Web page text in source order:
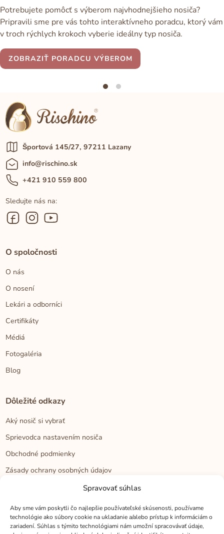
Spravovať súhlas
Aby sme vám poskytli čo najlepšie používateľské skúsenosti, používame
technológie ako súbory cookie na ukladanie a/alebo prístup k informáciám o
zariadení. Súhlas s týmito technológiami nám umožní spracovávať údaje,
Potrebujete pomôcť s výberom najvhodnejšieho nosiča?
Pripravili sme pre vás tohto interaktívneho poradcu, ktorý vám
v troch rýchlych krokoch vyberie ideálny typ nosiča.
ZOBRAZIŤ PORADCU VÝBEROM
Športová 145/27, 97211 Lazany
info@rischino.sk
+421 910 559 800
Sledujte nás na:
O spoločnosti
O nás
O nosení
Lekári a odborníci
Certifikáty
Médiá
Fotogaléria
Blog
Dôležité odkazy
Aký nosič si vybrať
Sprievodca nastavením nosiča
Obchodné podmienky
Zásady ochrany osobných údajov